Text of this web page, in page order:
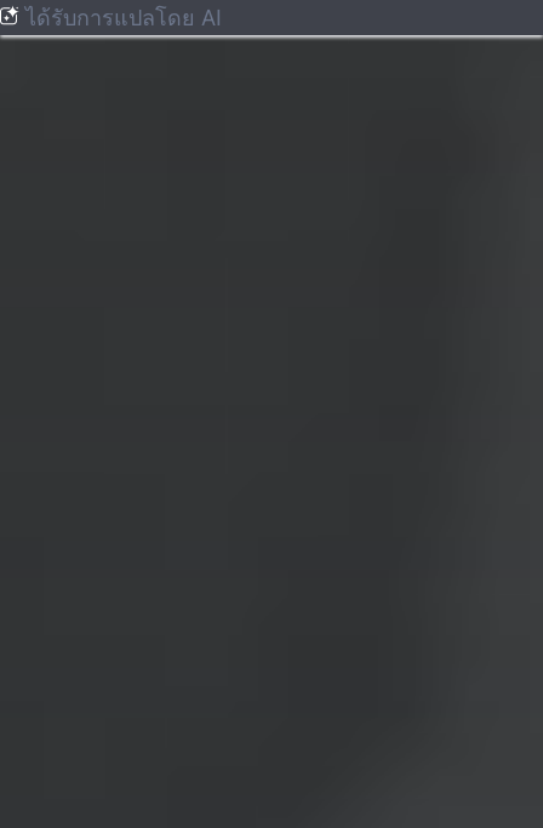
ได้รับการแปลโดย AI